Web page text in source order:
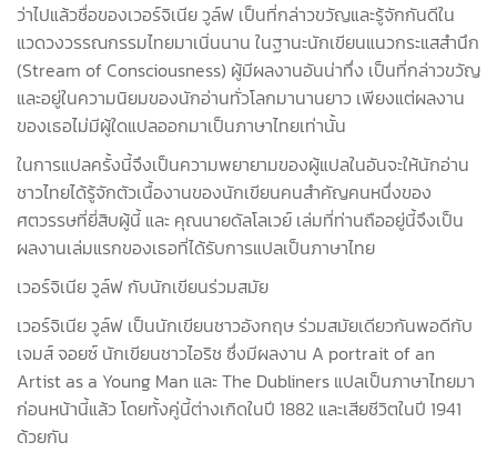
ว่าไปแล้วชื่อของเวอร์จิเนีย วูล์ฟ เป็นที่กล่าวขวัญและรู้จักกันดีใน
แวดวงวรรณกรรมไทยมาเนิ่นนาน ในฐานะนักเขียนแนวกระแสสำนึก
(Stream of Consciousness) ผู้มีผลงานอันน่าทึ่ง เป็นที่กล่าวขวัญ
และอยู่ในความนิยมของนักอ่านทั่วโลกมานานยาว เพียงแต่ผลงาน
ของเธอไม่มีผู้ใดแปลออกมาเป็นภาษาไทยเท่านั้น
ในการแปลครั้งนี้จึงเป็นความพยายามของผู้แปลในอันจะให้นักอ่าน
ชาวไทยได้รู้จักตัวเนื้องานของนักเขียนคนสำคัญคนหนึ่งของ
ศตวรรษที่ยี่สิบผู้นี้ และ คุณนายดัลโลเวย์ เล่มที่ท่านถืออยู่นี้จึงเป็น
ผลงานเล่มแรกของเธอที่ได้รับการแปลเป็นภาษาไทย
เวอร์จิเนีย วูล์ฟ กับนักเขียนร่วมสมัย
เวอร์จิเนีย วูล์ฟ เป็นนักเขียนชาวอังกฤษ ร่วมสมัยเดียวกันพอดีกับ
เจมส์ จอยซ์ นักเขียนชาวไอริช ซึ่งมีผลงาน A portrait of an
Artist as a Young Man และ The Dubliners แปลเป็นภาษาไทยมา
ก่อนหน้านี้แล้ว โดยทั้งคู่นี้ต่างเกิดในปี 1882 และเสียชีวิตในปี 1941
ด้วยกัน